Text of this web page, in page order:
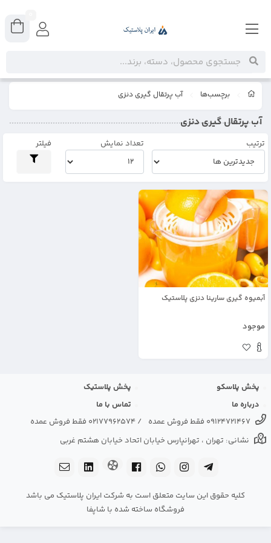
برچسب‌ها آب پرتقال گیری دنزی
آب پرتقال گیری دنزی
ترتیب تعداد نمایش فیلتر
آبمیوه گیری سارینا دنزی پلاستیک
موجود
پخش پلاسکو
پخش پلاستیک
درباره ما
تماس با ما
09124721467 فقط فروش عمده
/ 02177962574 فقط فروش عمده
نشانی: تهران ، تهرانپارس خیابان اتحاد خیابان هشتم غربی
کلیه حقوق این سایت متعلق است به شرکت ایران پلاستیک می باشد
فروشگاه ساخته شده با شاپفا